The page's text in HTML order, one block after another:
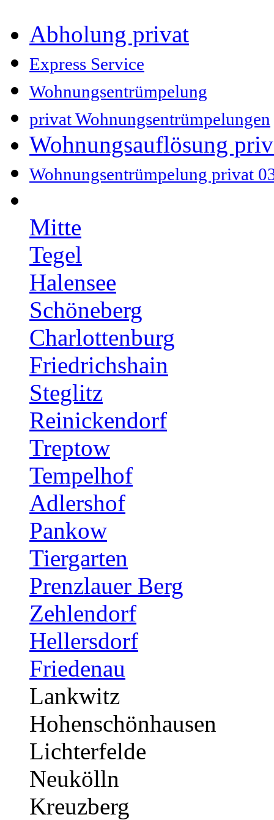
Abholung privat
Express Service
Wohnungsentrümpelung
privat Wohnungsentrümpelungen
Wohnungsauflösung
Wohnungsentrümpelung privat
Mitte
Tegel
Halensee
Schöneberg
Charlottenburg
Friedrichshain
Steglitz
Reinickendorf
Treptow
Tempelhof
Adlershof
Pankow
Tiergarten
Prenzlauer Berg
Zehlendorf
Hellersdorf
Friedenau
Lankwitz
Hohenschönhausen
Lichterfelde
Neukölln
Kreuzberg